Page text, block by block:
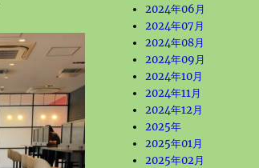
2024年06月
2024年07月
2024年08月
2024年09月
2024年10月
2024年11月
2024年12月
2025年
2025年01月
2025年02月